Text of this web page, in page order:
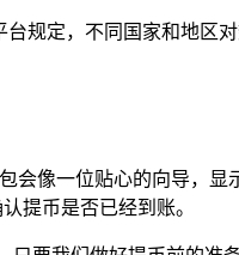
规定，不同国家和地区
会像一位贴心的向导，
提币是否已经到账。